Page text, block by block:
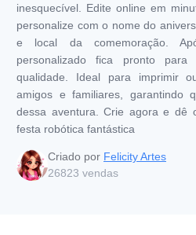
inesquecível. Edite online em
personalize com o nome do
e local da comemoração.
personalizado fica pronto
qualidade. Ideal para imprimir
amigos e familiares, garantindo
dessa aventura. Crie agora e dê
festa robótica fantástica
Criado por Felicity Artes
26823 vendas